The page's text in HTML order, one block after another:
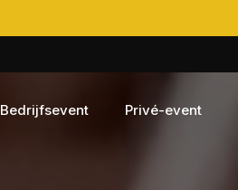
Bedrijfsevent Privé-event